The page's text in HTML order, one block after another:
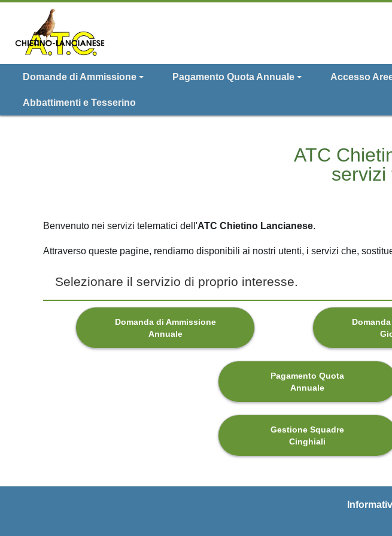
Domande di Ammissione Pagamento Quota Annuale Accesso
Abbattimenti e Tesserino
ATC
servizi
Benvenuto nei servizi telematici dell'ATC Chietino Lancianese.
Attraverso queste pagine, rendiamo disponibili ai nostri utenti, i servizi che,
Selezionare il servizio di proprio interesse.
Domanda di Ammissione
Annuale
Pagamento Quota
Annuale
Gestione Squadre
Cinghiali